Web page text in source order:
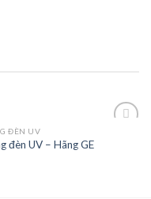
ĐÈN UV
đèn UV – Hãng GE